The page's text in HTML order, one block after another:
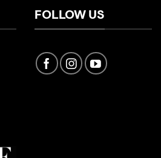
FOLLOW US